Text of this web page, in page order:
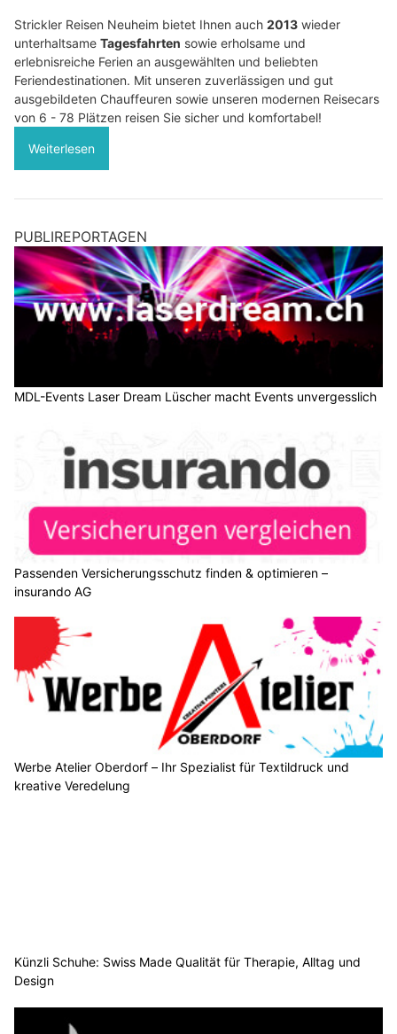
Strickler Reisen Neuheim bietet Ihnen auch 2013 wieder
unterhaltsame Tagesfahrten sowie erholsame und
erlebnisreiche Ferien an ausgewählten und beliebten
Feriendestinationen. Mit unseren zuverlässigen und gut
ausgebildeten Chauffeuren sowie unseren modernen Reisecars
von 6 - 78 Plätzen reisen Sie sicher und komfortabel!
Weiterlesen
PUBLIREPORTAGEN
MDL-Events Laser Dream Lüscher macht Events unvergesslich
Passenden Versicherungsschutz finden & optimieren –
insurando AG
Werbe Atelier Oberdorf – Ihr Spezialist für Textildruck und
kreative Veredelung
Künzli Schuhe: Swiss Made Qualität für Therapie, Alltag und
Design